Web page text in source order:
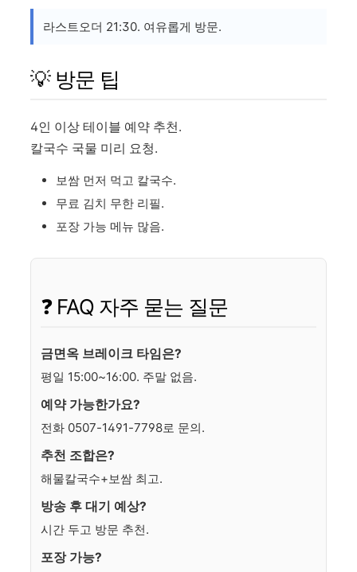
라스트오더 21:30. 여유롭게 방문.
💡 방문 팁
4인 이상 테이블 예약 추천.
칼국수 국물 미리 요청.
보쌈 먼저 먹고 칼국수.
무료 김치 무한 리필.
포장 가능 메뉴 많음.
❓ FAQ 자주 묻는 질문
금면옥 브레이크 타임은?
평일 15:00~16:00. 주말 없음.
예약 가능한가요?
전화 0507-1491-7798로 문의.
추천 조합은?
해물칼국수+보쌈 최고.
방송 후 대기 예상?
시간 두고 방문 추천.
포장 가능?